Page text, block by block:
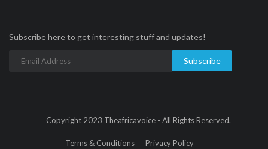
Subscribe here to get interesting stuff and updates!
Subscribe
Copyright 2023 Theafricavoice - All Rights Reserved.
Terms & Conditions Privacy Policy